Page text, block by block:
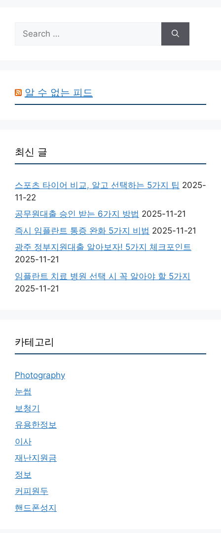
for:
알 수 없는 피드
최신 글
스포츠 타이어 비교, 알고 선택하는 5가지 팁 2025-
11-22
공무원대출 승인 받는 6가지 방법 2025-11-21
즉시 임플란트 통증 완화 5가지 비법 2025-11-21
광주 정부지원대출 알아보자! 5가지 체크포인트
2025-11-21
임플란트 치료 병원 선택 시 꼭 알아야 할 5가지
2025-11-21
카테고리
Photography
눈썹
보청기
유용한정보
이사
재난지원금
정보
커피원두
핸드폰성지